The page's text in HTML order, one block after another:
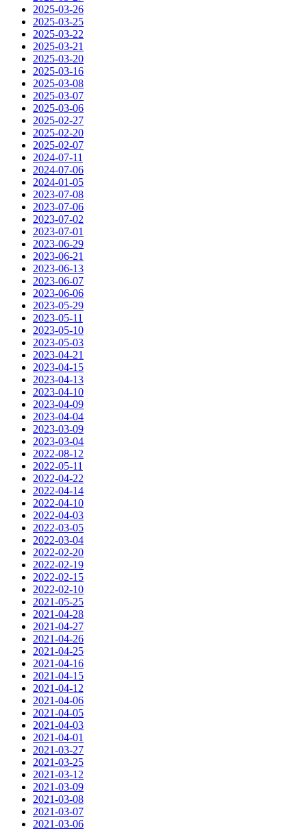
2025-03-26
2025-03-25
2025-03-22
2025-03-21
2025-03-20
2025-03-16
2025-03-08
2025-03-07
2025-03-06
2025-02-27
2025-02-20
2025-02-07
2024-07-11
2024-07-06
2024-01-05
2023-07-08
2023-07-06
2023-07-02
2023-07-01
2023-06-29
2023-06-21
2023-06-13
2023-06-07
2023-06-06
2023-05-29
2023-05-11
2023-05-10
2023-05-03
2023-04-21
2023-04-15
2023-04-13
2023-04-10
2023-04-09
2023-04-04
2023-03-09
2023-03-04
2022-08-12
2022-05-11
2022-04-22
2022-04-14
2022-04-10
2022-04-03
2022-03-05
2022-03-04
2022-02-20
2022-02-19
2022-02-15
2022-02-10
2021-05-25
2021-04-28
2021-04-27
2021-04-26
2021-04-25
2021-04-16
2021-04-15
2021-04-12
2021-04-06
2021-04-05
2021-04-03
2021-04-01
2021-03-27
2021-03-25
2021-03-12
2021-03-09
2021-03-08
2021-03-07
2021-03-06